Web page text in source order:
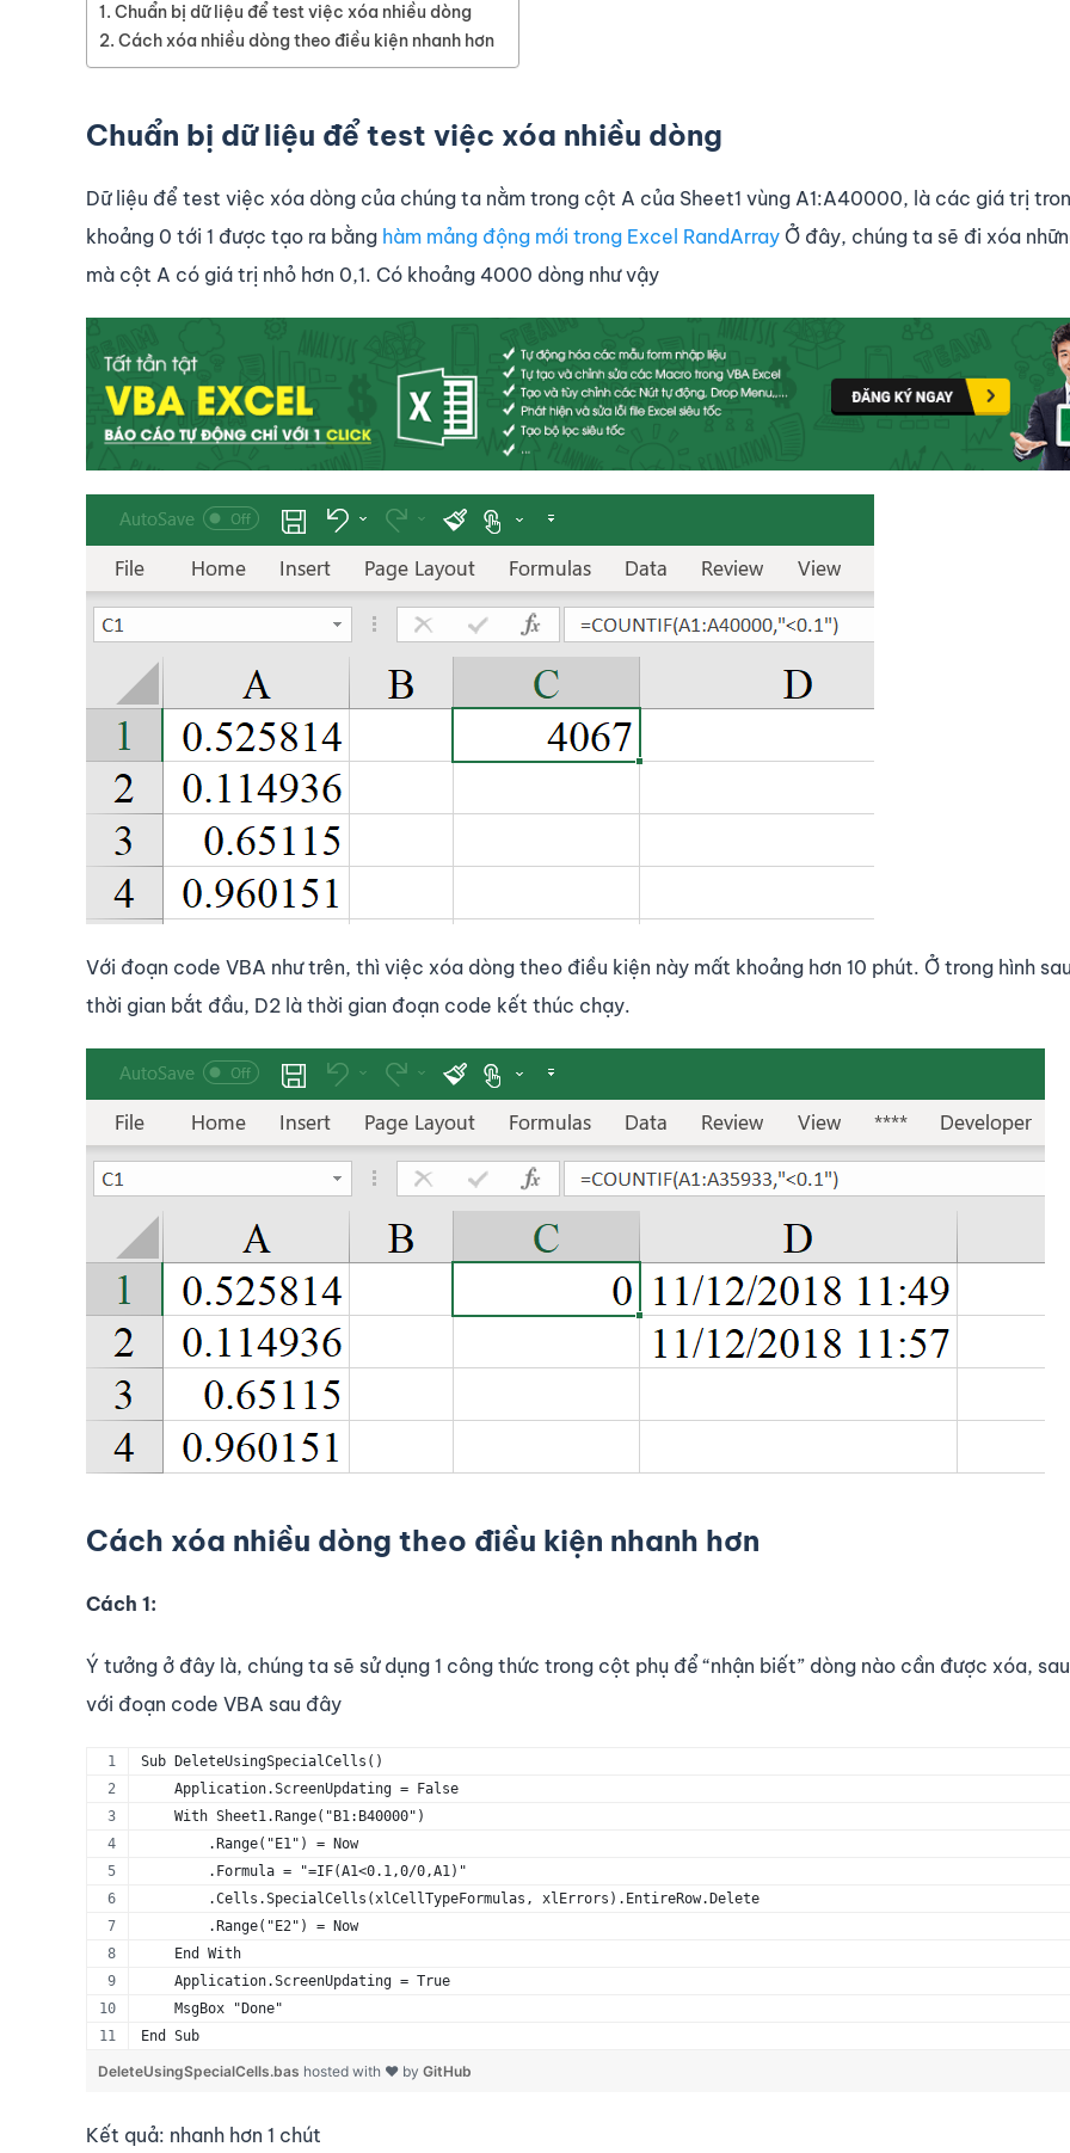
Chuẩn bị dữ liệu để test việc xóa nhiều dòng
Cách xóa nhiều dòng theo điều kiện nhanh hơn
Chuẩn bị dữ liệu để test việc xóa nhiều dòng
Dữ liệu để test việc xóa dòng của chúng ta nằm trong cột A của Sheet1 vùng A1:A40000, là các giá trị
khoảng 0 tới 1 được tạo ra bằng hàm mảng động mới trong Excel RandArray Ở đây, chúng ta sẽ đi xóa
mà cột A có giá trị nhỏ hơn 0,1. Có khoảng 4000 dòng như vậy
Với đoạn code VBA như trên, thì việc xóa dòng theo điều kiện này mất khoảng hơn 10 phút. Ở trong hình
thời gian bắt đầu, D2 là thời gian đoạn code kết thúc chạy.
Cách xóa nhiều dòng theo điều kiện nhanh hơn
Cách 1:
Ý tưởng ở đây là, chúng ta sẽ sử dụng 1 công thức trong cột phụ để “nhận biết” dòng nào cần được xóa,
với đoạn code VBA sau đây
Sub DeleteUsingSpecialCells()
    Application.ScreenUpdating = False
    With Sheet1.Range("B1:B40000")
        .Range("E1") = Now
        .Formula = "=IF(A1<0.1,0/0,A1)"
        .Cells.SpecialCells(xlCellTypeFormulas, xlErrors).EntireRow.Delete
        .Range("E2") = Now
    End With
    Application.ScreenUpdating = True
    MsgBox "Done"
End Sub
DeleteUsingSpecialCells.bas hosted with ❤ by GitHub
Kết quả: nhanh hơn 1 chút